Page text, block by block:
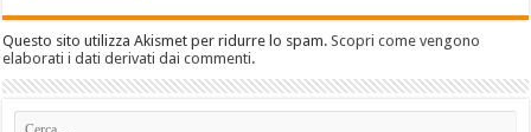
Questo sito utilizza Akismet per ridurre lo spam.Scopri come vengono
elaborati i dati derivati dai commenti.